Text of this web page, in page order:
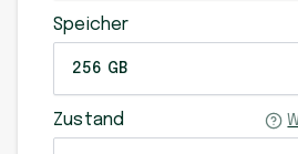
Speicher
256 GB
Zustand